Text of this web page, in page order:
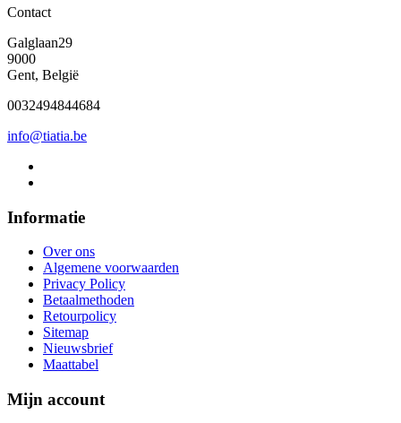
Contact
Galglaan29
9000
Gent, België
0032494844684
info@tiatia.be
Informatie
Over ons
Algemene voorwaarden
Privacy Policy
Betaalmethoden
Retourpolicy
Sitemap
Nieuwsbrief
Maattabel
Mijn account